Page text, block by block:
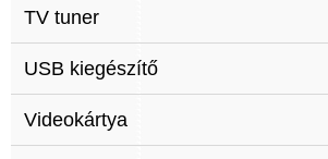
TV tuner
USB kiegészítő
Videokártya